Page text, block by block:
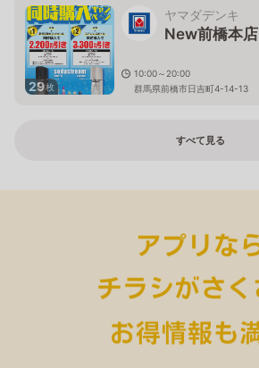
29枚
ヤマダデンキ
New前橋本店
10:00～20:00
群馬県前橋市日吉町4-14-13
すべて見る